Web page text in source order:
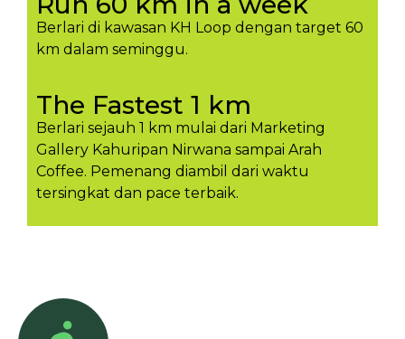
Berlari di kawasan KH Loop dengan target 60
km dalam seminggu.​
The Fastest 1 km
Berlari sejauh 1 km mulai dari Marketing
Gallery Kahuripan Nirwana sampai Arah
Coffee. Pemenang diambil dari waktu
tersingkat dan pace terbaik.